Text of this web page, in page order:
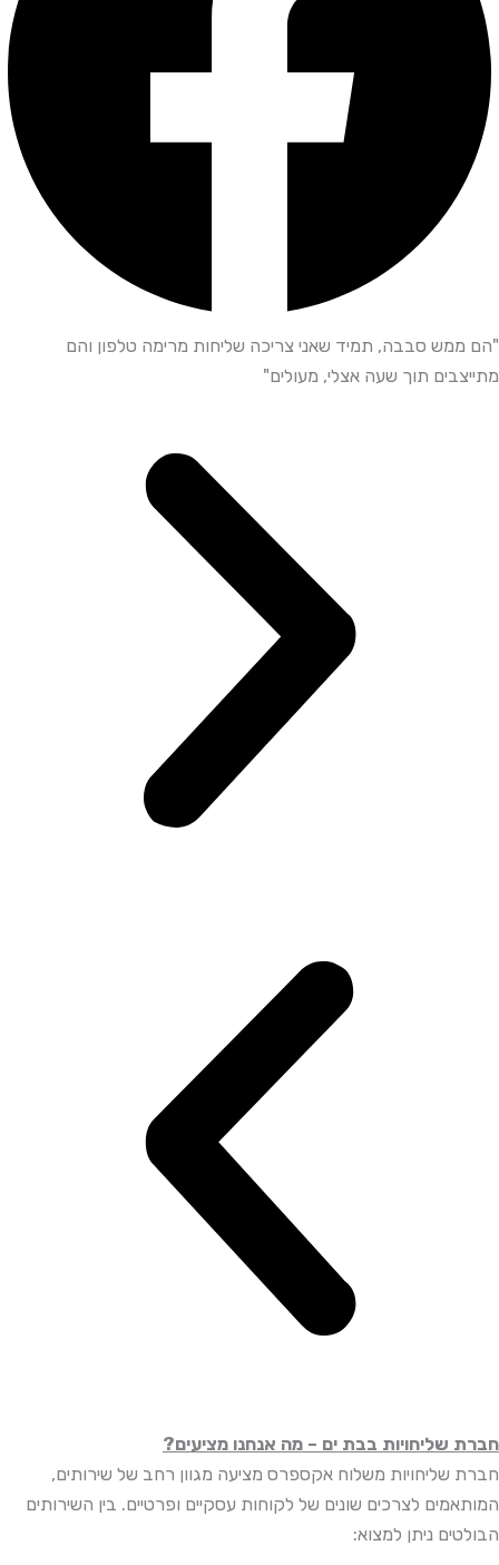
"הם ממש סבבה, תמיד שאני צריכה שליחות מרימה טלפון והם
מתייצבים תוך שעה אצלי, מעולים"
חברת שליחויות בבת ים – מה אנחנו מציעים?
חברת שליחויות משלוח אקספרס מציעה מגוון רחב של שירותים,
המותאמים לצרכים שונים של לקוחות עסקיים ופרטיים. בין השירותים
הבולטים ניתן למצוא: